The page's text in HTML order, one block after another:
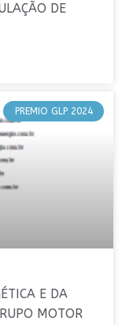
DE
PREMIO GLP 2024
E DA
MOTOR